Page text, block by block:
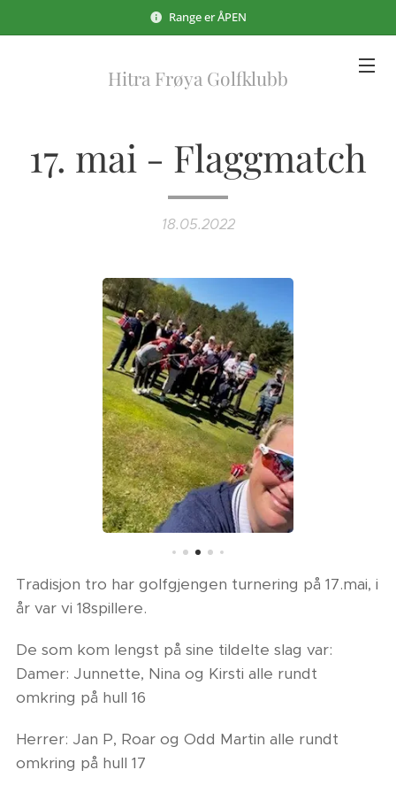
Range er ÅPEN
Hitra Frøya Golfklubb
17. mai - Flaggmatch
18.05.2022
Tradisjon tro har golfgjengen turnering på 17.mai, i
år var vi 18spillere.
De som kom lengst på sine tildelte slag var:
Damer: Junnette, Nina og Kirsti alle rundt
omkring på hull 16
Herrer: Jan P, Roar og Odd Martin alle rundt
omkring på hull 17